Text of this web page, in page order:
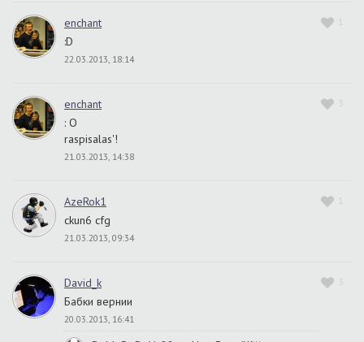
1
enchant
:D
22.03.2013, 18:14
3
enchant
: О
raspisalas'!
21.03.2013, 14:38
1
AzeRok1
ckun6 cfg
21.03.2013, 09:34
3
David_k
Бабки вернии
20.03.2013, 16:41